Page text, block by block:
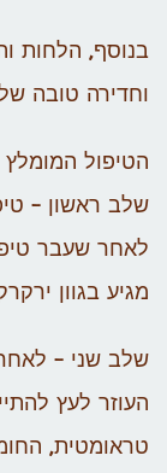
בנוסף, הלחות
וחדירה טובה
הטיפול
שלב ראשון –
לאחר שעבר
מגיע בגוון
שלב שני –
העוזר לעץ
טראומטית,